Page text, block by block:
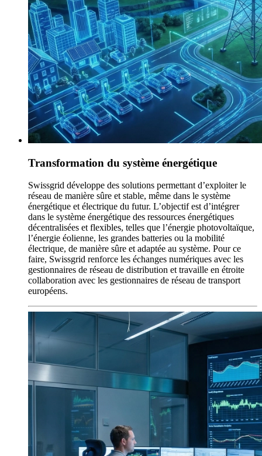
Transformation du système énergétique
Swissgrid développe des solutions permettant d’exploiter le
réseau de manière sûre et stable, même dans le système
énergétique et électrique du futur. L’objectif est d’intégrer
dans le système énergétique des ressources énergétiques
décentralisées et flexibles, telles que l’énergie photovoltaïque,
l’énergie éolienne, les grandes batteries ou la mobilité
électrique, de manière sûre et adaptée au système. Pour ce
faire, Swissgrid renforce les échanges numériques avec les
gestionnaires de réseau de distribution et travaille en étroite
collaboration avec les gestionnaires de réseau de transport
européens.